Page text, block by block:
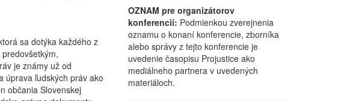
sa dotýka každého z
je známy už od
úprava ľudských práv ako
občania Slovenskej
OZNAM pre organizátorov
konferencií: Podmienkou zverejnenia
oznamu o konaní konferencie, zborníka
alebo správy z tejto konferencie je
uvedenie časopisu Projustice ako
mediálneho partnera v uvedených
materiáloch.